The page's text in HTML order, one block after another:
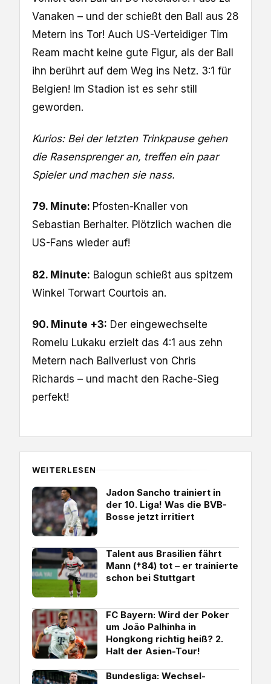
Vanaken – und der schießt den Ball aus 28
Metern ins Tor! Auch US-Verteidiger Tim
Ream macht keine gute Figur, als der Ball
ihn berührt auf dem Weg ins Netz. 3:1 für
Belgien! Im Stadion ist es sehr still
geworden.
Kurios: Bei der letzten Trinkpause gehen
die Rasensprenger an, treffen ein paar
Spieler und machen sie nass.
79. Minute: Pfosten-Knaller von
Sebastian Berhalter. Plötzlich wachen die
US-Fans wieder auf!
82. Minute: Balogun schießt aus spitzem
Winkel Torwart Courtois an.
90. Minute +3: Der eingewechselte
Romelu Lukaku erzielt das 4:1 aus zehn
Metern nach Ballverlust von Chris
Richards – und macht den Rache-Sieg
perfekt!
WEITERLESEN
Jadon Sancho trainiert in
der 10. Liga! Was die BVB-
Bosse jetzt irritiert
Talent aus Brasilien fährt
Mann (†84) tot – er trainierte
schon bei Stuttgart
FC Bayern: Wird der Poker
um João Palhinha in
Hongkong richtig heiß? 2.
Halt der Asien-Tour!
Bundesliga: Wechsel-